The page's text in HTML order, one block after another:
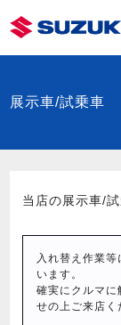
展示車/試乗車
当店の展示車/
入れ替え作業
います。
確実にクルマ
せの上ご来店く